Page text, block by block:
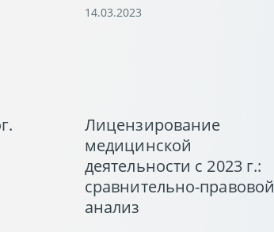
14.03.2023
Лицензирование
медицинской
деятельности с 2023 г.:
сравнительно-правовой
анализ